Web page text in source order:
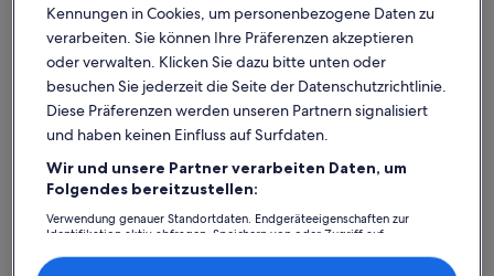
Bonaire: Entdecke Villen
Kennungen in Cookies, um personenbezogene Daten zu
verarbeiten. Sie können Ihre Präferenzen akzeptieren
oder verwalten. Klicken Sie dazu bitte unten oder
besuchen Sie jederzeit die Seite der Datenschutzrichtlinie.
Diese Präferenzen werden unseren Partnern signalisiert
und haben keinen Einfluss auf Surfdaten.
Wir und unsere Partner verarbeiten Daten, um
Folgendes bereitzustellen:
Verwendung genauer Standortdaten. Endgeräteeigenschaften zur
Identifikation aktiv abfragen. Speichern von oder Zugriff auf
Inhalte, Messung von Werbeleistung und der Performance von Inhalten,